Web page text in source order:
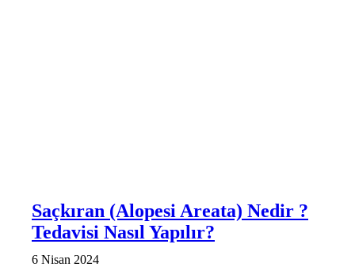
Saçkıran (Alopesi Areata) Nedir ?
Tedavisi Nasıl Yapılır?
6 Nisan 2024